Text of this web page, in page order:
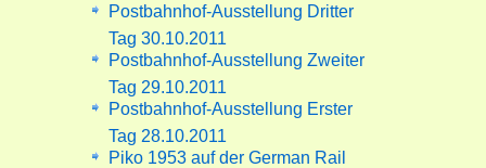
Postbahnhof-Ausstellung Dritter
Tag 30.10.2011
Postbahnhof-Ausstellung Zweiter
Tag 29.10.2011
Postbahnhof-Ausstellung Erster
Tag 28.10.2011
Piko 1953 auf der German Rail